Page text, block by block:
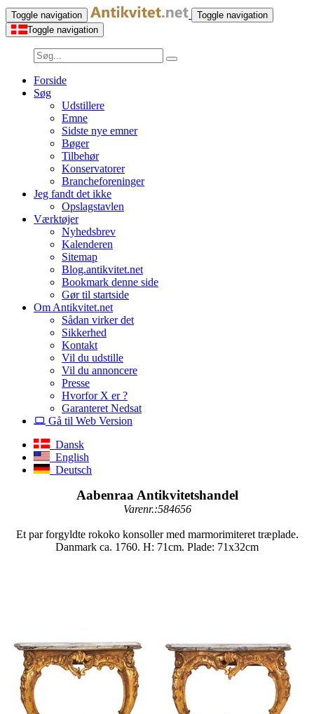
Toggle navigation
Toggle navigation
Toggle navigation
Forside
Søg
Udstillere
Emne
Sidste nye emner
Bøger
Tilbehør
Konservatorer
Brancheforeninger
Jeg fandt det ikke
Opslagstavlen
Værktøjer
Nyhedsbrev
Kalenderen
Sitemap
Blog.antikvitet.net
Bookmark denne side
Gør til startside
Om Antikvitet.net
Sådan virker det
Sikkerhed
Kontakt
Vil du udstille
Vil du annoncere
Presse
Hvorfor X er ?
Garanteret Nedsat
Gå til Web Version
Dansk
English
Deutsch
Aabenraa Antikvitetshandel
Varenr.:584656
Et par forgyldte rokoko konsoller med marmorimiteret træplade.
Danmark ca. 1760. H: 71cm. Plade: 71x32cm